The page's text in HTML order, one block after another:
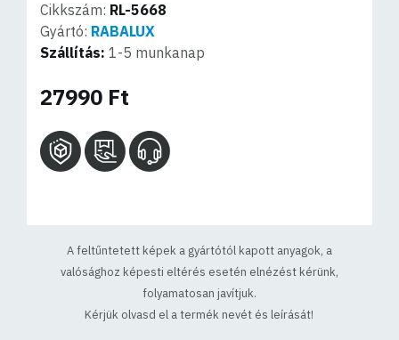
Cikkszám: RL-5668
Gyártó: RABALUX
Szállítás: 1-5 munkanap
27990 Ft
A feltűntetett képek a gyártótól kapott anyagok, a
valósághoz képesti eltérés esetén elnézést kérünk,
folyamatosan javítjuk.
Kérjük olvasd el a termék nevét és leírását!